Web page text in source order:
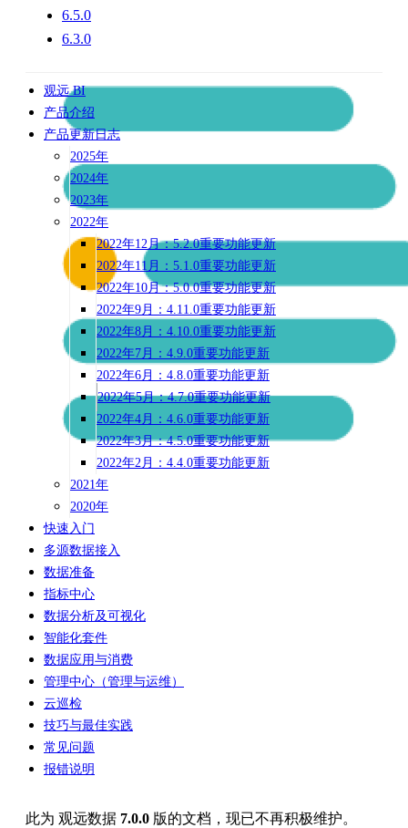
6.5.0
6.3.0
观远 BI
产品介绍
产品更新日志
2025年
2024年
2023年
2022年
2022年12月：5.2.0重要功能更新
2022年11月：5.1.0重要功能更新
2022年10月：5.0.0重要功能更新
2022年9月：4.11.0重要功能更新
2022年8月：4.10.0重要功能更新
2022年7月：4.9.0重要功能更新
2022年6月：4.8.0重要功能更新
2022年5月：4.7.0重要功能更新
2022年4月：4.6.0重要功能更新
2022年3月：4.5.0重要功能更新
2022年2月：4.4.0重要功能更新
2021年
2020年
快速入门
多源数据接入
数据准备
指标中心
数据分析及可视化
智能化套件
数据应用与消费
管理中心（管理与运维）
云巡检
技巧与最佳实践
常见问题
报错说明
此为 观远数据 7.0.0 版的文档，现已不再积极维护。